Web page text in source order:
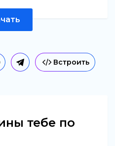
Встроить
тебе по